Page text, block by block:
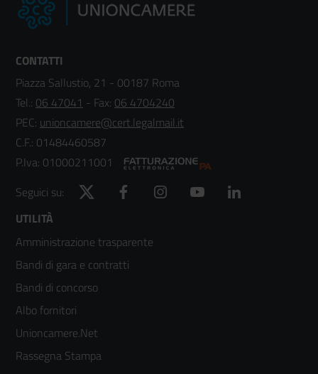
CONTATTI
Piazza Sallustio, 21 - 00187 Roma
Tel.: 06 47041 - Fax: 06 4704240
PEC: unioncamere@cert.legalmail.it
C.F.: 01484460587
P.Iva: 01000211001
Seguici su:
Twitter Facebook Instagram YouTube
Footer
menù
colonna
2
UTILITÀ
Amministrazione trasparente
Bandi di gara e contratti
Bandi di concorso
Albo fornitori
Unioncamere.Net
Rassegna Stampa